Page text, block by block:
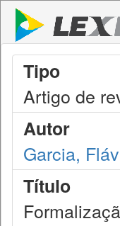
Tipo
Artigo de
Autor
Garcia,
Título